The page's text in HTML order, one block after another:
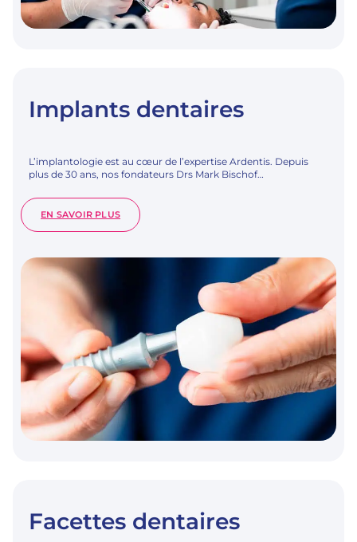
Implants dentaires
L’implantologie est au cœur de l’expertise Ardentis. Depuis
plus de 30 ans, nos fondateurs Drs Mark Bischof…
EN SAVOIR PLUS:
IMPLANTS
Facettes dentaires